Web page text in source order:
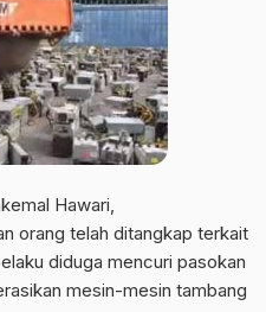
Hawari,
orang telah ditangkap terkait
diduga mencuri pasokan
mesin-mesin tambang